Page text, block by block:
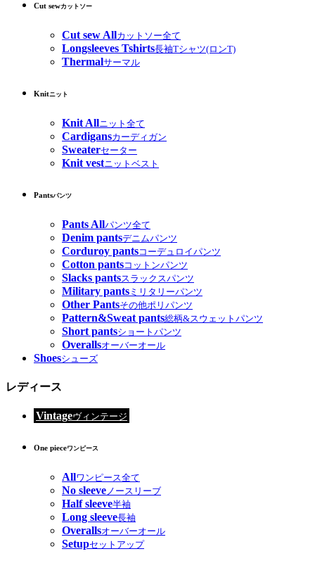
Cut sewカットソー
Cut sew Allカットソー全て
Longsleeves Tshirts長袖Tシャツ(ロンT)
Thermalサーマル
Knitニット
Knit Allニット全て
Cardigansカーディガン
Sweaterセーター
Knit vestニットベスト
Pantsパンツ
Pants Allパンツ全て
Denim pantsデニムパンツ
Corduroy pantsコーデュロイパンツ
Cotton pantsコットンパンツ
Slacks pantsスラックスパンツ
Military pants ミリタリーパンツ
Other Pantsその他ポリパンツ
Pattern&Sweat pants総柄&スウェットパンツ
Short pantsショートパンツ
Overallsオーバーオール
Shoesシューズ
レディース
Vintageヴィンテージ
One pieceワンピース
Allワンピース全て
No sleeveノースリーブ
Half sleeve半袖
Long sleeve長袖
Overallsオーバーオール
Setupセットアップ